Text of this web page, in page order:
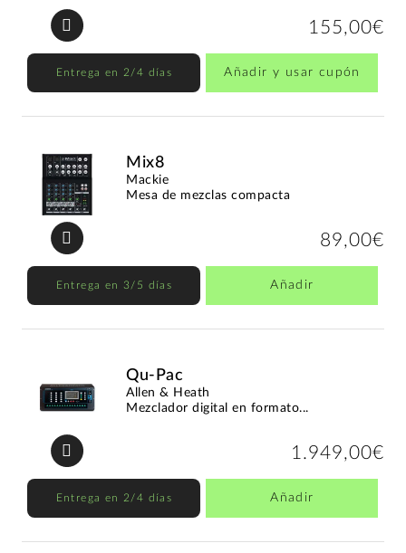
155,00€
Entrega en 2/4 días Añadir y usar cupón
Mix8
Mackie
Mesa de mezclas compacta
89,00€
Entrega en 3/5 días Añadir
Qu-Pac
Allen & Heath
Mezclador digital en formato...
1.949,00€
Entrega en 2/4 días Añadir